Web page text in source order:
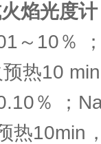
焰光度
～10％
热10
％ ；
热10min